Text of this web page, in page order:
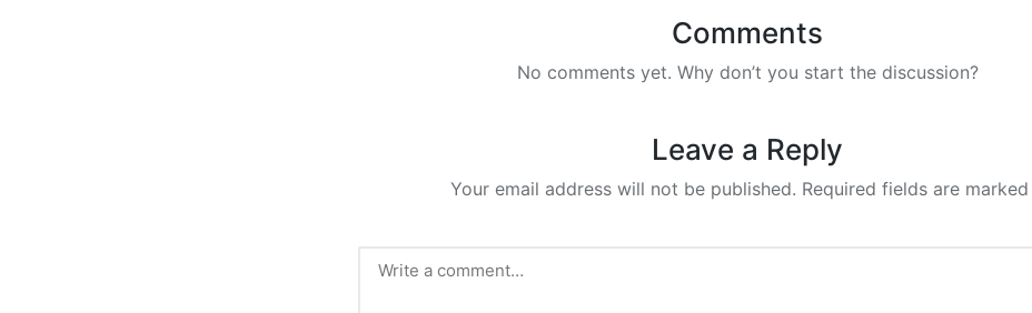
Comments
No comments yet. Why don’t you start the discussion?
Leave a Reply
Your email address will not be published. Required fields are marked